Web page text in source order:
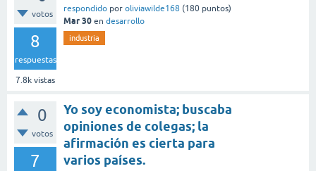
votos
8
respuestas
7.8k vistas
respondido por oliviawilde168 (180 puntos)
Mar 30 en desarrollo
industria
0
votos
7
Yo soy economista; buscaba
opiniones de colegas; la
afirmación es cierta para
varios países.